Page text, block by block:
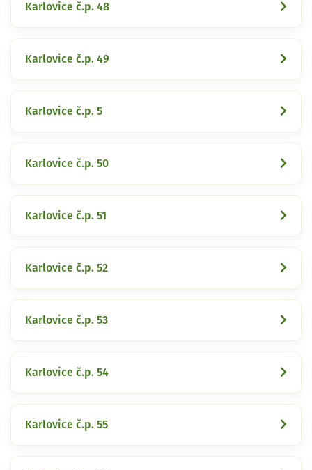
Karlovice č.p. 48
Karlovice č.p. 49
Karlovice č.p. 5
Karlovice č.p. 50
Karlovice č.p. 51
Karlovice č.p. 52
Karlovice č.p. 53
Karlovice č.p. 54
Karlovice č.p. 55